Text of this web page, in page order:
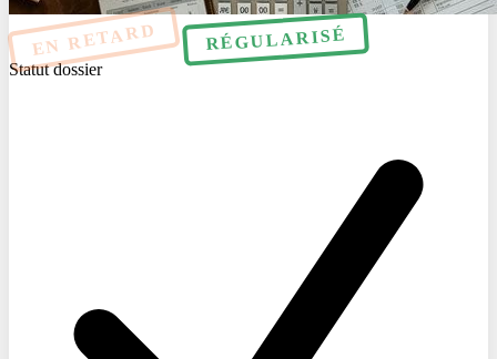
EN RETARD RÉGULARISÉ
Statut dossier